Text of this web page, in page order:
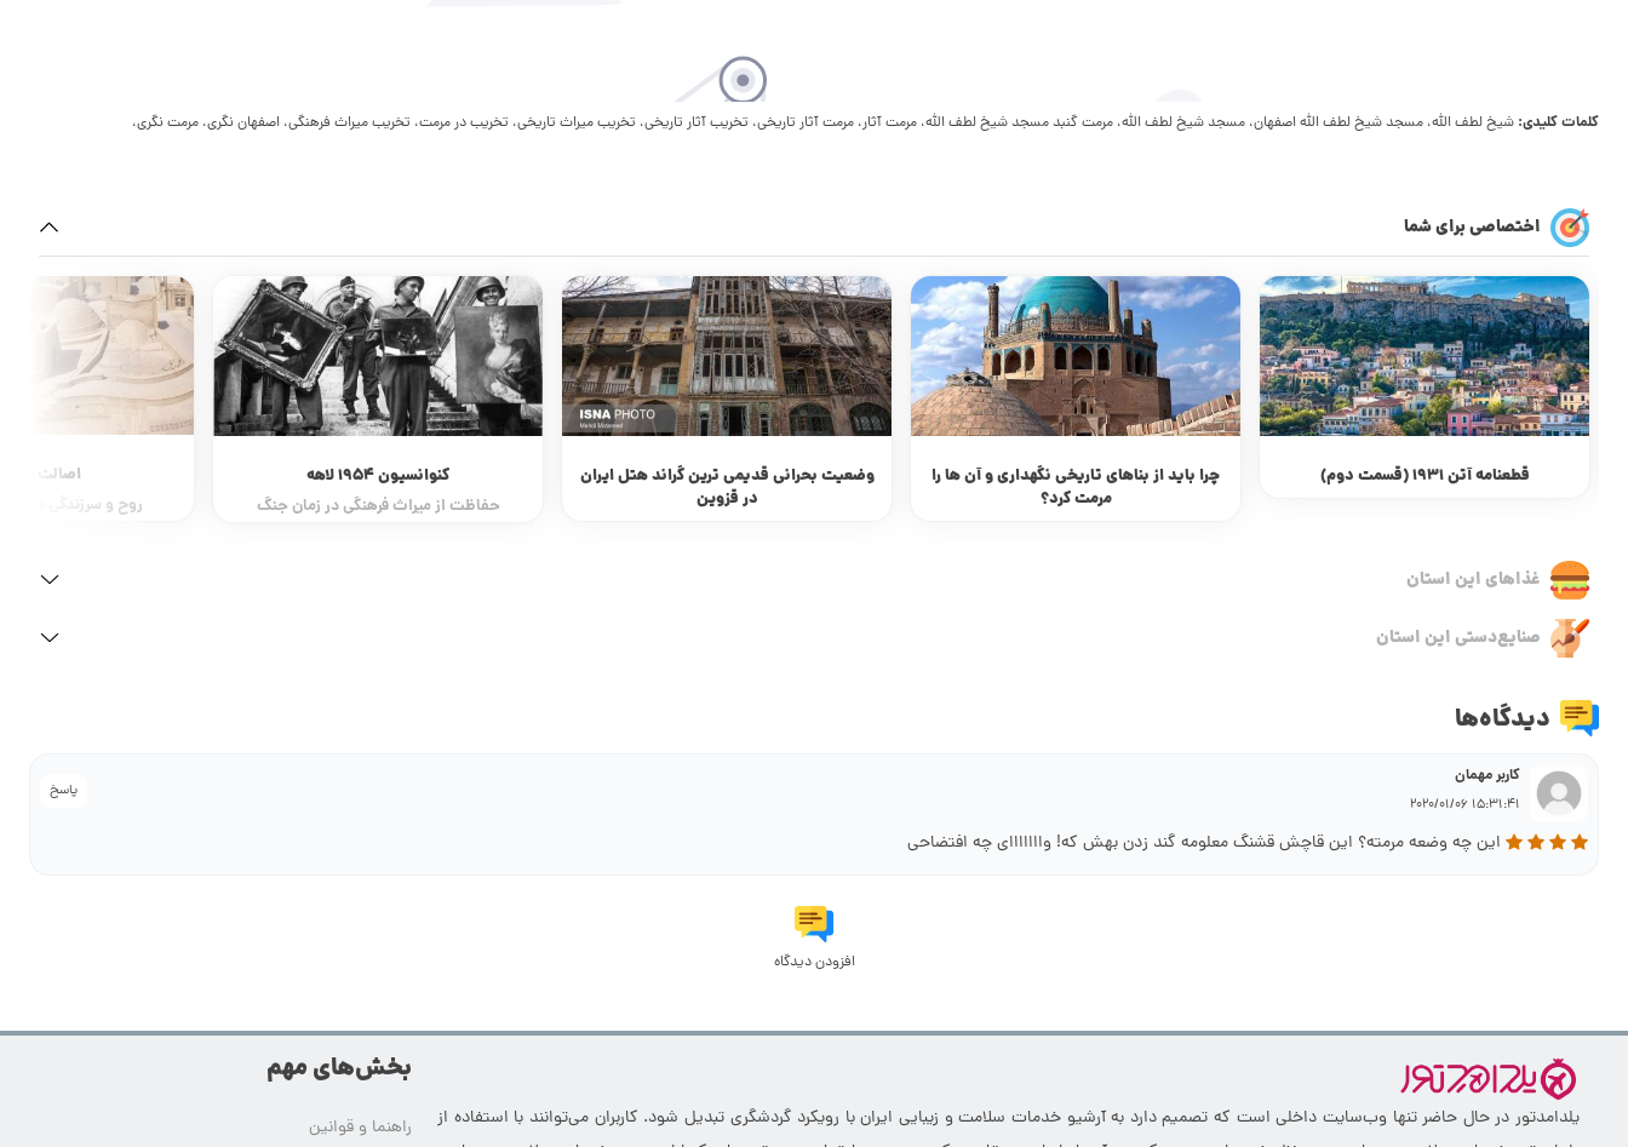
کلمات کلیدی: شیخ لطف الله، مسجد شیخ لطف الله اصفهان، مسجد شیخ لطف الله، مرمت گنبد مسجد شیخ لطف الله، مرمت آثار، مرمت آثار تاریخی، تخریب آثار تاریخی، تخریب میراث تاریخی، تخریب در مرمت، تخریب میراث فرهنگی، اصفهان نگری، مرمت نگری،
اختصاصی برای شما
قطعنامه آتن 1931 (قسمت دوم)
چرا باید از بناهای تاریخی نگهداری و آن ها را
مرمت کرد؟
وضعیت بحرانی قدیمی ترین گراند هتل ایران
در قزوین
کنوانسیون 1954 لاهه
حفاظت از میراث فرهنگی در زمان جنگ
اصالت در
روح و سرزندگی در
غذاهای این استان
صنایع‌دستی این استان
دیدگاه‌ها
پاسخ
کاربر مهمان
15:31:41 2020/01/06
این چه وضعه مرمته؟ این قاچش قشنگ معلومه گند زدن بهش که! وااااااای چه افتضاحی
افزودن دیدگاه
یلدامدتور در حال حاضر تنها وب‌سایت داخلی است که تصمیم دارد به آرشیو خدمات سلامت و زیبایی ایران با رویکرد گردشگری تبدیل شود. کاربران می‌توانند با استفاده از
بخش‌های مهم
راهنما و قوانین